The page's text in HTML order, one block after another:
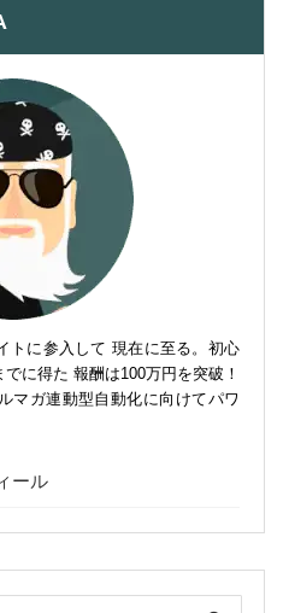
トに参入して 現在に至る。初心
に得た 報酬は100万円を突破！
マガ連動型自動化に向けてパワ
ール